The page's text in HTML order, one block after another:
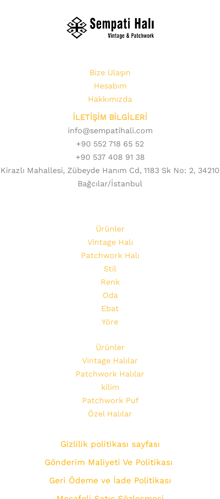
Bize Ulaşın
Hesabım
Hakkımızda
İLETİŞİM BİLGİLERİ
info@sempatihali.com
+90 552 718 65 52
+90 537 408 91 38
Kirazlı Mahallesi, Zübeyde Hanım Cd, 1183 Sk No: 2, 34210
Bağcılar/İstanbul
Ürünler
Vintage Halı
Patchwork Halı
Stil
Renk
Oda
Ebat
Yöre
Ürünler
Vintage Halılar
Patchwork Halılar
kilim
Patchwork Puf
Özel Halılar
Gizlilik politikası sayfası
Gönderim Maliyeti Ve Politikası
Geri Ödeme ve İade Politikası